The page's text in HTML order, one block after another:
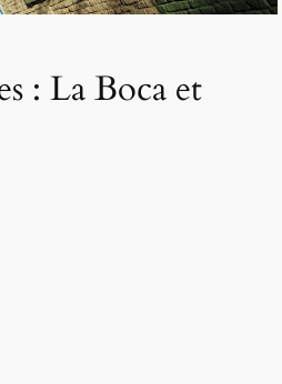
: La Boca et